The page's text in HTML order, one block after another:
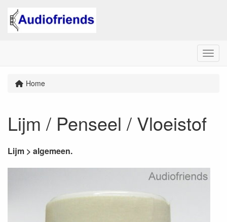
Menu
Home
Lijm / Penseel / Vloeistof
Lijm > algemeen.